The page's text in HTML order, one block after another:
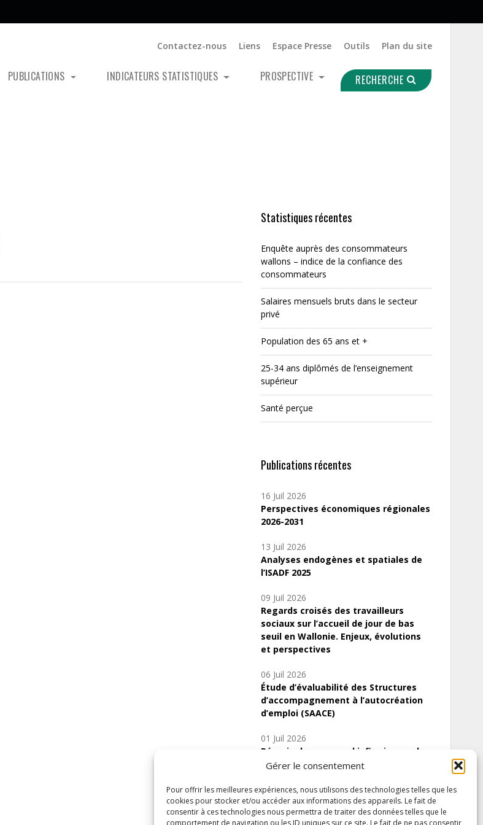
Gérer le consentement
Pour offrir les meilleures expériences, nous utilisons des technologies telles que les
cookies pour stocker et/ou accéder aux informations des appareils. Le fait de
consentir à ces technologies nous permettra de traiter des données telles que le
comportement de navigation ou les ID uniques sur ce site. Le fait de ne pas consentir
Contactez-nous Liens Espace Presse Outils Plan du site
PUBLICATIONS INDICATEURS STATISTIQUES PROSPECTIVE RECHERCHE
Statistiques récentes
Enquête auprès des consommateurs
wallons – indice de la confiance des
consommateurs
Salaires mensuels bruts dans le secteur
privé
Population des 65 ans et +
25-34 ans diplômés de l’enseignement
supérieur
Santé perçue
Publications récentes
16 Juil 2026
Perspectives économiques régionales
2026-2031
13 Juil 2026
Analyses endogènes et spatiales de
l’ISADF 2025
09 Juil 2026
Regards croisés des travailleurs
sociaux sur l’accueil de jour de bas
seuil en Wallonie. Enjeux, évolutions
et perspectives
06 Juil 2026
Étude d’évaluabilité des Structures
d’accompagnement à l’autocréation
d’emploi (SAACE)
01 Juil 2026
Pénurie du personnel infirmier :quels
indicateurs d’offre de soins pour